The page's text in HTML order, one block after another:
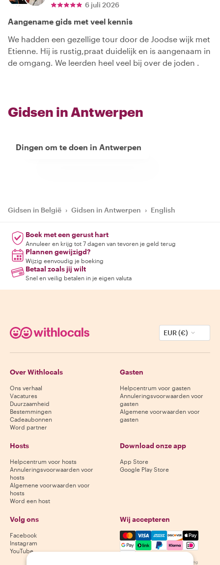
6 juli 2026
Aangename gids met veel kennis
We hadden een gezellige tour door de Joodse wijk met
Etienne. Hij is rustig,praat duidelijk en is aangenaam in
de omgang. We leerden heel veel bij over de joden .
Gidsen in Antwerpen
Dingen om te doen in Antwerpen
Gidsen in België › Gidsen in Antwerpen › English
Boek met een gerust hart
Annuleer en krijg tot 7 dagen van tevoren je geld terug
Plannen gewijzigd?
Wijzig eenvoudig je boeking
Betaal zoals jij wilt
Snel en veilig betalen in je eigen valuta
EUR (€)
Over Withlocals
Ons verhaal
Vacatures
Duurzaamheid
Bestemmingen
Cadeaubonnen
Word partner
Gasten
Helpcentrum voor gasten
Annuleringsvoorwaarden voor
gasten
Algemene voorwaarden voor
gasten
Hosts
Helpcentrum voor hosts
Annuleringsvoorwaarden voor
hosts
Algemene voorwaarden voor
hosts
Word een host
Download onze app
App Store
Google Play Store
Volg ons
Facebook
Instagram
YouTube
Wij accepteren
Mastercard, Visa, Amex,
Beschikbaarheid varieert per bestemming